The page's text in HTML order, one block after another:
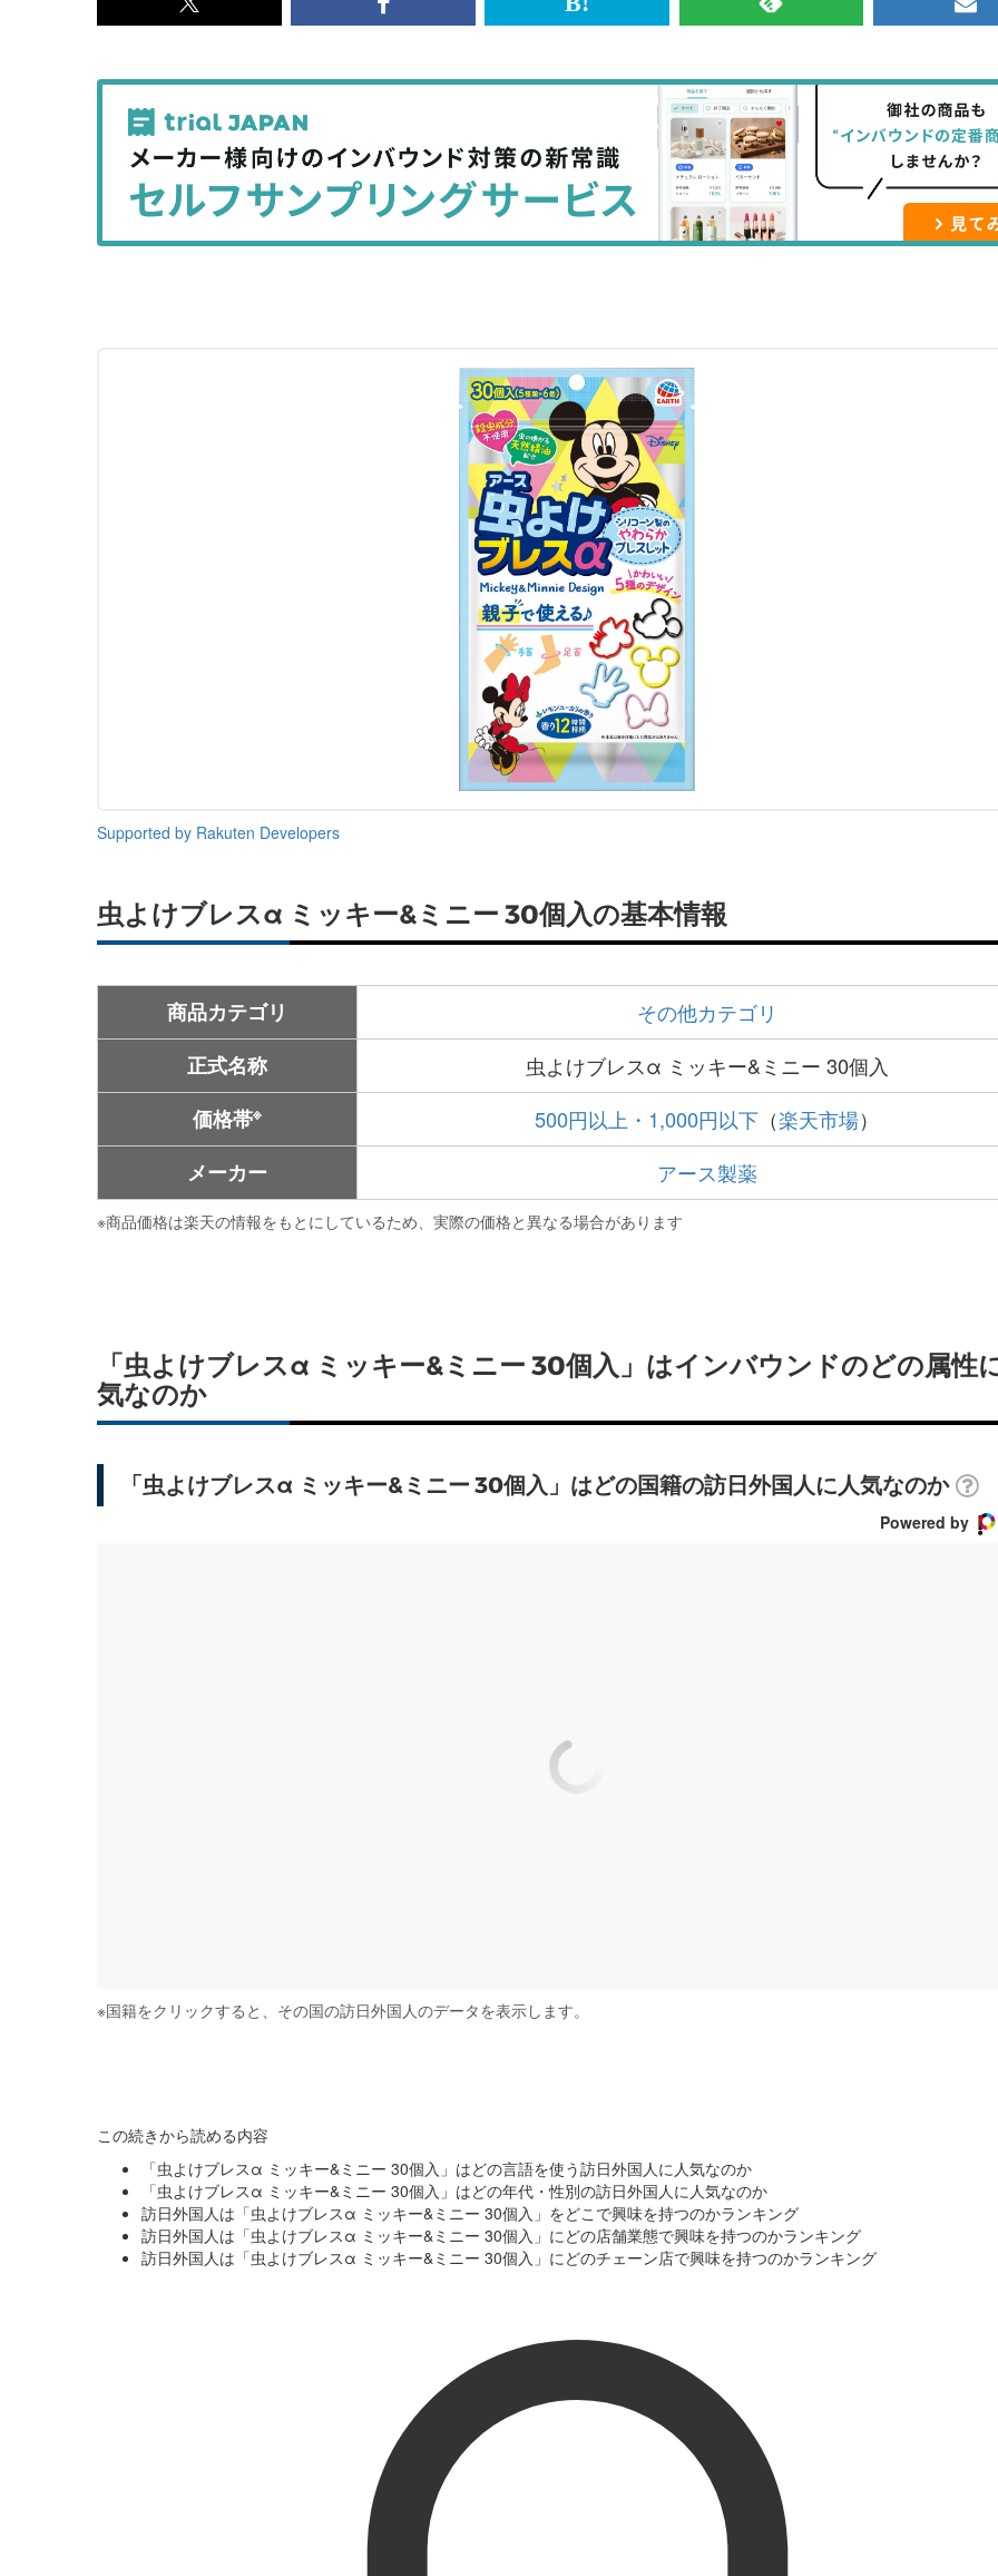
x<br>
記
事
を
シ
ェ
Facebook<br>
記
を
シ
ェ
は
な
ッ
ク
マ
追
加
RSS
記
事
を
購
読
メ
マ
ガ
登
録
す
Supported by Rakuten Developers
虫よけブレスα ミッキー&ミニー 30個入の基本情報
商品カテゴリ
その他カテゴリ
正式名称
虫よけブレスα ミッキー&ミニー 30個入
価格帯※ 500円以上・1,000円以下 （楽天市場）
メーカー
アース製薬
※商品価格は楽天の情報をもとにしているため、実際の価格と異なる場合があります
「虫よけブレスα ミッキー&ミニー 30個入」はインバウンドのどの属性
気なのか
「虫よけブレスα ミッキー&ミニー 30個入」はどの国籍の訪日外国人に人気なのか
Powered by
※国籍をクリックすると、その国の訪日外国人のデータを表示します。
この続きから読める内容
「虫よけブレスα ミッキー&ミニー 30個入」はどの言語を使う訪日外国人に人気なのか
「虫よけブレスα ミッキー&ミニー 30個入」はどの年代・性別の訪日外国人に人気なのか
訪日外国人は「虫よけブレスα ミッキー&ミニー 30個入」をどこで興味を持つのかランキング
訪日外国人は「虫よけブレスα ミッキー&ミニー 30個入」にどの店舗業態で興味を持つのかランキング
訪日外国人は「虫よけブレスα ミッキー&ミニー 30個入」にどのチェーン店で興味を持つのかランキング